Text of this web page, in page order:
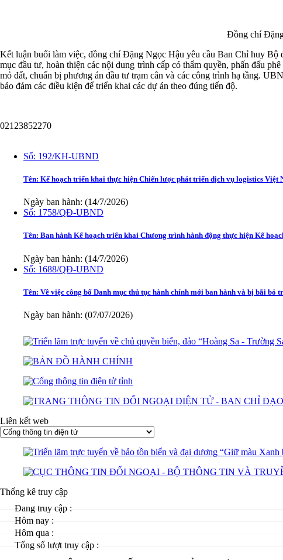
Đồng chí
Kết luận buổi làm việc, đồng chí Đặng Ngọc Hậu yêu cầu Ban Chỉ huy
mục đầu tư, hoàn thiện các nội dung trình cấp có thẩm quyền, phấn đấu
mỏ đất, chuẩn bị phương án đầu tư trạm cân và các công trình hạ tầng.
bảo đảm các điều kiện để triển khai các dự án theo đúng tiến độ.
02123852270
Số: 192/KH-UBND
Tên: Kế hoạch triển khai thực hiện Chiến lược phát triển dịch vụ logistics Việt
Ngày ban hành: (14/7/2026)
Số: 1758/QĐ-UBND
Tên: Ban hành Kế hoạch triển khai Chương trình hành động thực hiện Kế
Ngày ban hành: (14/7/2026)
Số: 1688/QĐ-UBND
Tên: Về việc công bố Danh mục thủ tục hành chính mới ban hành và bị bãi
Ngày ban hành: (07/07/2026)
Liên kết web
Thống kê truy cập
Đang truy cập :
Hôm nay :
Hôm qua :
Tổng số lượt truy cập :